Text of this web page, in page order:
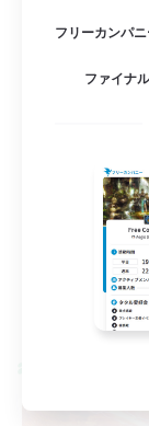
絶
クリ
ま
クロスワー
フリーカンパ
ファイナ